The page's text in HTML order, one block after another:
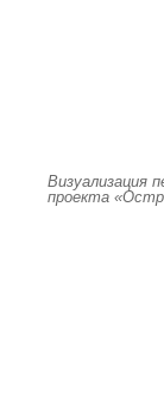
Визуализация
проекта